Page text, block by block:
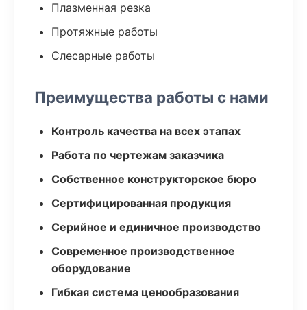
Плазменная резка
Протяжные работы
Слесарные работы
Преимущества работы с нами
Контроль качества на всех этапах
Работа по чертежам заказчика
Собственное конструкторское бюро
Сертифицированная продукция
Серийное и единичное производство
Современное производственное
оборудование
Гибкая система ценообразования